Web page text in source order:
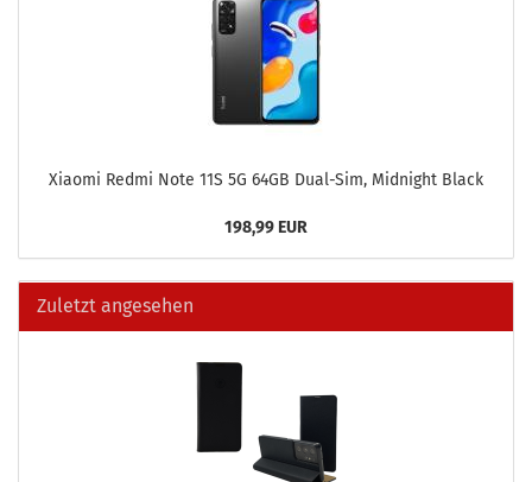
Xiao­mi Redmi Note 11S 5G 64GB Dual-​Sim, Mid­night Black
198,99 EUR
Zuletzt angesehen